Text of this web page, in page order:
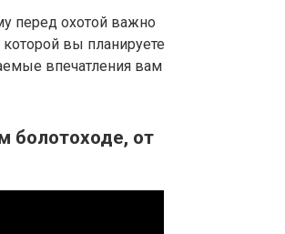
перед охотой важно
вы планируете
впечатления вам
болотоходе, от